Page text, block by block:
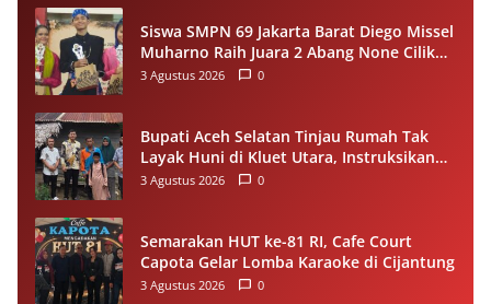
Siswa SMPN 69 Jakarta Barat Diego Missel
Muharno Raih Juara 2 Abang None Cilik
dan Remaja Kencur 2026
3 Agustus 2026 0
Bupati Aceh Selatan Tinjau Rumah Tak
Layak Huni di Kluet Utara, Instruksikan
Masuk Program Bantuan Rumah 2027
3 Agustus 2026 0
Semarakan HUT ke-81 RI, Cafe Court
Capota Gelar Lomba Karaoke di Cijantung
3 Agustus 2026 0